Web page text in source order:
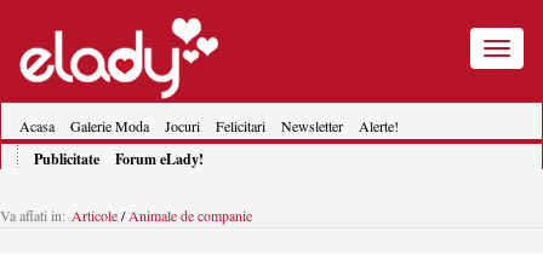
Toggle
Acasa Galerie Moda Jocuri Felicitari Newsletter Alerte!
Publicitate Forum eLady!
Va aflati in: Articole/Animale de companie